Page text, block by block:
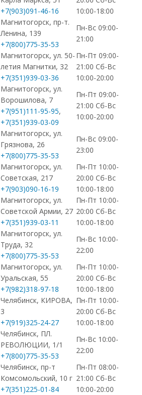
+7(903)091-46-16
10:00-18:00
Магнитогорск, пр-т.
Ленина, 139
+7(800)775-35-53
Пн-Вс 09:00-
21:00
Магнитогорск, ул. 50-
летия Магнитки, 32
+7(351)939-03-36
Пн-Пт 09:00-
21:00 Сб-Вс
10:00-20:00
Магнитогорск, ул.
Ворошилова, 7
+7(951)111-95-95,
+7(351)939-03-09
Пн-Пт 09:00-
21:00 Сб-Вс
10:00-20:00
Магнитогорск, ул.
Грязнова, 26
+7(800)775-35-53
Пн-Вс 09:00-
23:00
Магнитогорск, ул.
Советская, 217
+7(903)090-16-19
Пн-Пт 10:00-
20:00 Сб-Вс
10:00-18:00
Магнитогорск, ул.
Советской Армии, 27
+7(351)939-03-11
Пн-Пт 10:00-
20:00 Сб-Вс
10:00-18:00
Магнитогорск, ул.
Труда, 32
+7(800)775-35-53
Пн-Вс 10:00-
22:00
Магнитогорск, ул.
Уральская, 55
+7(982)318-97-18
Пн-Пт 10:00-
20:00 Сб-Вс
10:00-18:00
Челябинск, КИРОВА,
3
+7(919)325-24-27
Пн-Пт 10:00-
20:00 Сб-Вс
10:00-18:00
Челябинск, ПЛ.
РЕВОЛЮЦИИ, 1/1
+7(800)775-35-53
Пн-Вс 10:00-
22:00
Челябинск, пр-т
Комсомольский, 10 г
+7(351)225-01-84
Пн-Пт 08:00-
21:00 Сб-Вс
10:00-20:00